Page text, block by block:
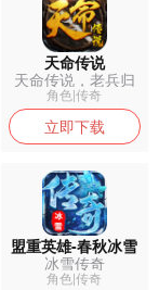
天命传说
天命传说，老兵归
来！
角色|传奇
立即下载
盟重英雄-春秋冰雪
冰雪传奇
角色|传奇